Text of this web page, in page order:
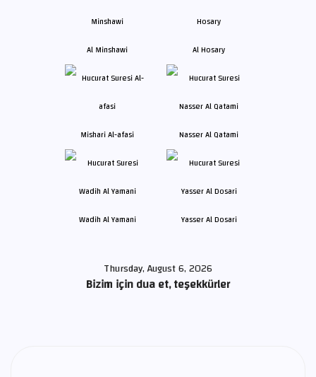
Al Minshawi Al Hosary
Mishari Al-afasi Nasser Al Qatami
Wadih Al Yamani Yasser Al Dosari
Thursday, August 6, 2026
Bizim için dua et, teşekkürler